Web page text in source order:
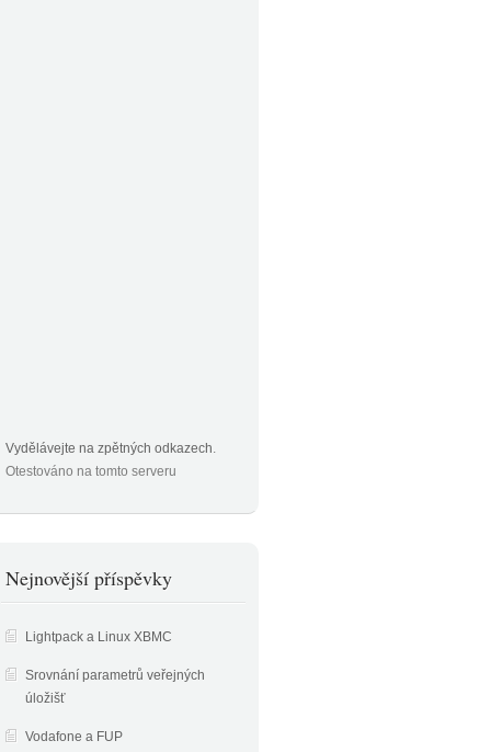
Vydělávejte na zpětných odkazech.
Otestováno na tomto serveru
Nejnovější příspěvky
Lightpack a Linux XBMC
Srovnání parametrů veřejných
úložišť
Vodafone a FUP